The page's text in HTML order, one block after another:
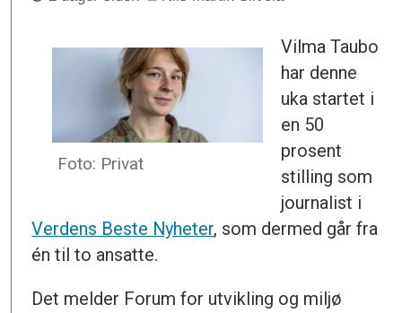
Foto: Privat
Vilma Taubo
har denne
uka startet i
en 50
prosent
stilling som
journalist i
Verdens Beste Nyheter, som dermed går fra
én til to ansatte.
Det melder Forum for utvikling og miljø